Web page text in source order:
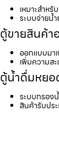
เหมาะสำห
ระบบจ่ายน้
ตู้ขายสินค้า
ออกแบบมา
เพิ่มความส
ตู้น้ำดื่มหย
ระบบกรอง
สินค้ารับปร